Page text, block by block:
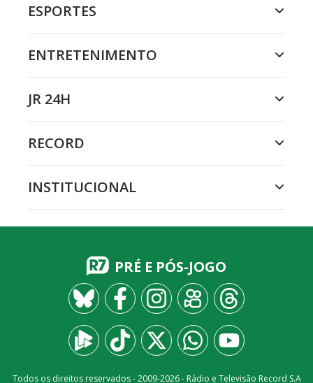
ESPORTES
ENTRETENIMENTO
JR 24H
RECORD
INSTITUCIONAL
PRÉ E PÓS-JOGO
Todos os direitos reservados - 2009-2026- Rádio e Televisão Record S.A